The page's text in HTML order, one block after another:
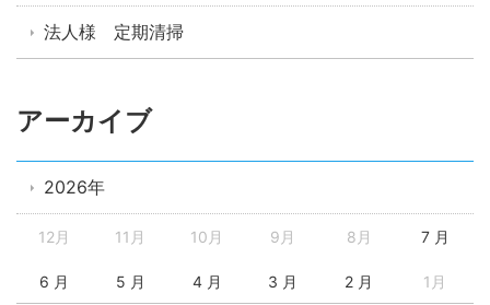
法人様 定期清掃
アーカイブ
2026年
12月 11月 10月 9月 8月 7 月
6 月 5 月 4 月 3 月 2 月 1月